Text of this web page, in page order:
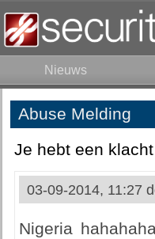
Nieuws
Abuse Melding
Je hebt een
03-09-2014, 11:27
Nigeria